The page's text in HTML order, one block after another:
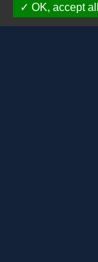
OK, accept all